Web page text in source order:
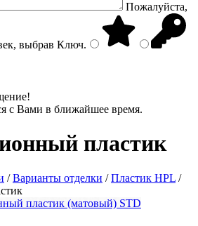
Пожалуйста,
выбрав Ключ.
с Вами в ближайшее время.
пластик
/Варианты отделки /Пластик HPL /
пластик (матовый) STD